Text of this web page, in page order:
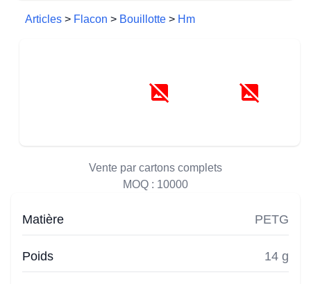
Articles > Flacon > Bouillotte > Hm
Vente par cartons complets
MOQ : 10000
Matière PETG
Poids 14 g